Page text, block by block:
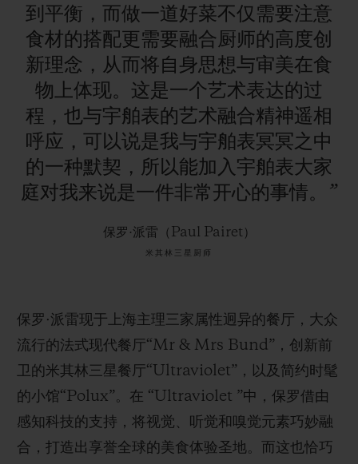
到平衡，而做一道好菜不仅需要注意
食材的搭配更需要融合厨师的高度创
新理念，从而将自身思想与审美在食
物上体现。这是一个艺术表达的过
程，也与宇舶表的艺术融合精神遥相
呼应，可以说是我与宇舶表冥冥之中
的一种默契，所以能加入宇舶表大家
庭对我来说是一件非常开心的事情。”
保罗·派雷（Paul Pairet）
米其林三星厨师
保罗·派雷现于上海主理三家属性迥异的餐厅，大众
流行的法式现代餐厅“Mr & Mrs Bund”，创新前
卫的米其林三星餐厅“Ultraviolet”，以及简约时髦
的小馆“Polux”。在 “Ultraviolet ”中，保罗借由
感知科技的支持，将视觉、听觉和嗅觉元素巧妙融
合，打造出享誉全球的美食体验圣地。而这也恰巧